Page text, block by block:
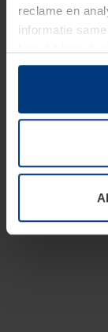
reclame en
informatie
hun diensten
Juridisch
van deze
soorten
toestemming
wijzigen of